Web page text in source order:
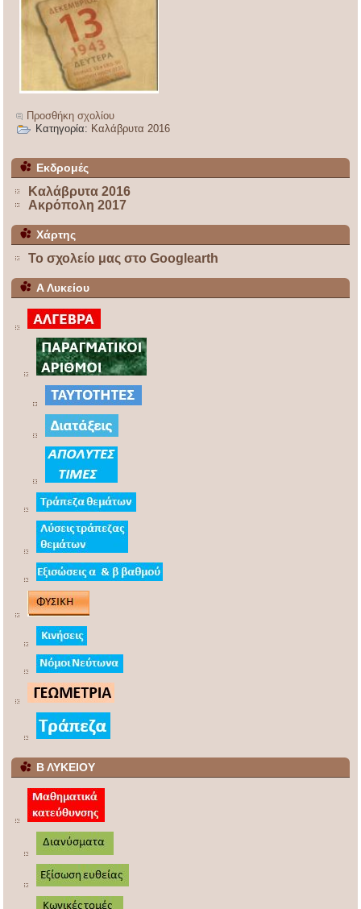
Προσθήκη σχολίου
Κατηγορία: Καλάβρυτα 2016
Εκδρομές
Καλάβρυτα 2016
Ακρόπολη 2017
Χάρτης
Το σχολείο μας στο Googlearth
Α Λυκείου
Β ΛΥΚΕΙΟΥ